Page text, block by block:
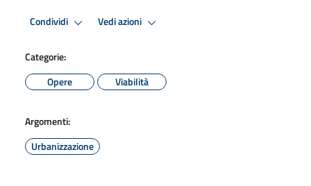
Condividi Vedi azioni
Categorie:
Opere
Viabilità
Argomenti:
Urbanizzazione